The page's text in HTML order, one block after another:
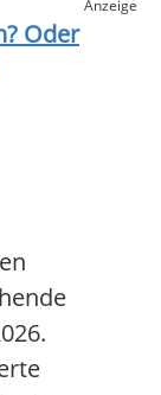
Anzeige
Oder